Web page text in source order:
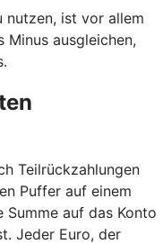
nutzen, ist vor allem
Minus ausgleichen,
Teilrückzahlungen
Puffer auf einem
Summe auf das Konto
Jeder Euro, der